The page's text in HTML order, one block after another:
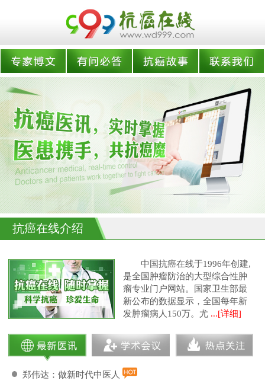
抗癌在线介绍
中国抗癌在线于1996年创建,
是全国肿瘤防治的大型综合性肿
瘤专业门户网站。国家卫生部最
新公布的数据显示，全国每年新
发肿瘤病人150万。尤 ...[详细]
郑伟达：做新时代中医人